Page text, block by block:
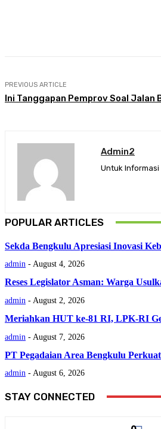
PREVIOUS ARTICLE
Ini Tanggapan Pemprov Soal Jalan
Admin2
Untuk
POPULAR ARTICLES
Sekda Bengkulu Apresiasi Inovasi
admin - August 4, 2026
Reses Legislator Asman: Warga
admin - August 2, 2026
Meriahkan HUT ke-81 RI, LPK-RI
admin - August 7, 2026
PT Pegadaian Area Bengkulu
admin - August 6, 2026
STAY CONNECTED